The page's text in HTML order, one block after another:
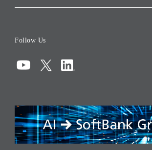
コンプライアンス
リスクマネジメント
税務に対する取り組み
採用情報
Follow Us